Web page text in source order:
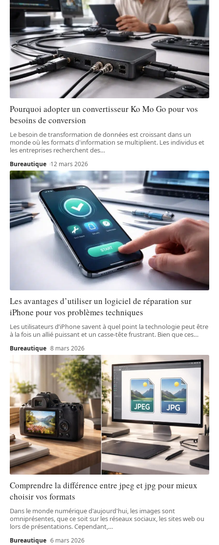
Pourquoi adopter un convertisseur Ko Mo Go pour vos
besoins de conversion
Le besoin de transformation de données est croissant dans un
monde où les formats d'information se multiplient. Les individus et
les entreprises recherchent des…
Bureautique 12 mars 2026
Les avantages d’utiliser un logiciel de réparation sur
iPhone pour vos problèmes techniques
Les utilisateurs d’iPhone savent à quel point la technologie peut être
à la fois un allié puissant et un casse-tête frustrant. Bien que ces…
Bureautique 8 mars 2026
Comprendre la différence entre jpeg et jpg pour mieux
choisir vos formats
Dans le monde numérique d'aujourd'hui, les images sont
omniprésentes, que ce soit sur les réseaux sociaux, les sites web ou
lors de présentations. Cependant,…
Bureautique 6 mars 2026